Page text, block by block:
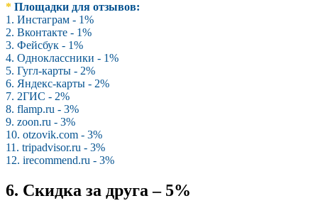
* Площадки для отзывов:
1. Инстаграм - 1%
2. Вконтакте - 1%
3. Фейсбук - 1%
4. Одноклассники - 1%
5. Гугл-карты - 2%
6. Яндекс-карты - 2%
7. 2ГИС - 2%
8. flamp.ru - 3%
9. zoon.ru - 3%
10. otzovik.com - 3%
11. tripadvisor.ru - 3%
12. irecommend.ru - 3%
6. Скидка за друга – 5%